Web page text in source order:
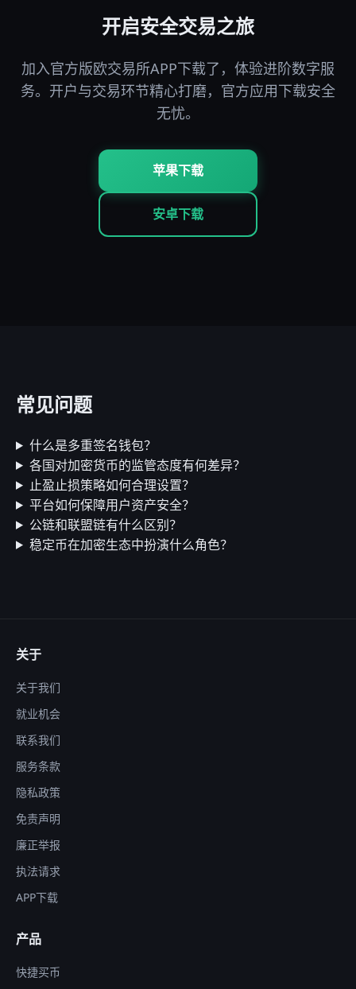
开启安全交易之旅
加入官方版欧交易所APP下载了，体验进阶数字服
务。开户与交易环节精心打磨，官方应用下载安全
无忧。
苹果下载
安卓下载
常见问题
什么是多重签名钱包？
各国对加密货币的监管态度有何差异？
止盈止损策略如何合理设置？
平台如何保障用户资产安全？
公链和联盟链有什么区别？
稳定币在加密生态中扮演什么角色？
关于
关于我们
就业机会
联系我们
服务条款
隐私政策
免责声明
廉正举报
执法请求
APP下载
产品
快捷买币